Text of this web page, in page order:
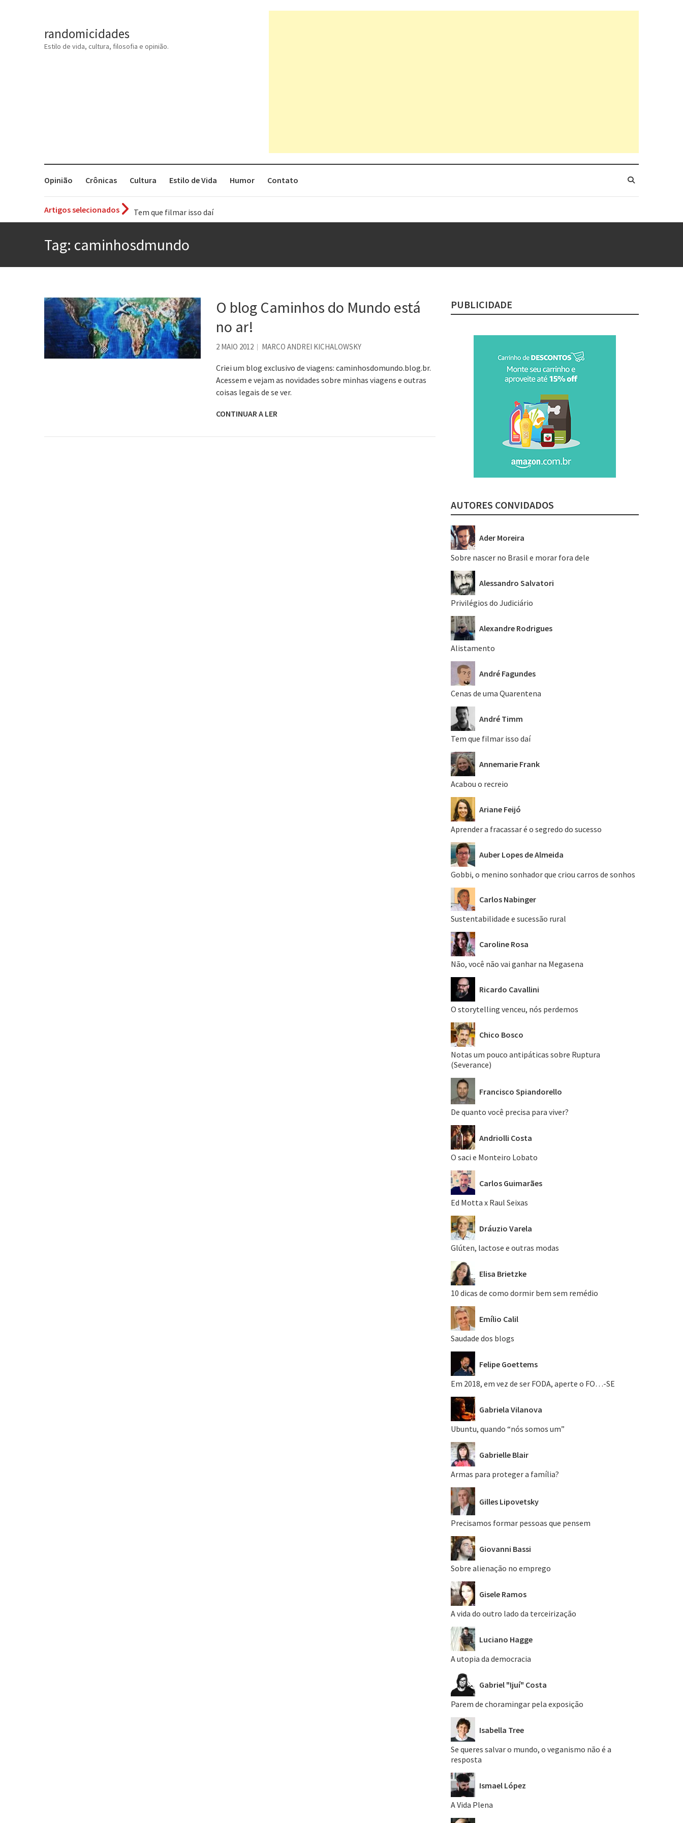
randomicidades
Estilo de vida, cultura, filosofia e opinião.
Opinião Crônicas Cultura Estilo de Vida Humor Contato
Artigos selecionados
Tem que filmar isso daí
Aprender a fracassar é o segredo do sucesso
Contardo Calligaris prega o “direito à tristeza”
Os causos de Jorge Luis Borges
Voto obrigatório é correto?
Se queres salvar o mundo, o veganismo não é a resposta
Tag: caminhosdmundo
O blog Caminhos do Mundo está
no ar!
2 MAIO 2012 MARCO ANDREI KICHALOWSKY
Criei um blog exclusivo de viagens: caminhosdomundo.blog.br.
Acessem e vejam as novidades sobre minhas viagens e outras
coisas legais de se ver.
CONTINUAR A LER
PUBLICIDADE
AUTORES CONVIDADOS
Ader Moreira
Sobre nascer no Brasil e morar fora dele
Alessandro Salvatori
Privilégios do Judiciário
Alexandre Rodrigues
Alistamento
André Fagundes
Cenas de uma Quarentena
André Timm
Tem que filmar isso daí
Annemarie Frank
Acabou o recreio
Ariane Feijó
Aprender a fracassar é o segredo do sucesso
Auber Lopes de Almeida
Gobbi, o menino sonhador que criou carros de sonhos
Carlos Nabinger
Sustentabilidade e sucessão rural
Caroline Rosa
Não, você não vai ganhar na Megasena
Ricardo Cavallini
O storytelling venceu, nós perdemos
Chico Bosco
Notas um pouco antipáticas sobre Ruptura
(Severance)
Francisco Spiandorello
De quanto você precisa para viver?
Andriolli Costa
O saci e Monteiro Lobato
Carlos Guimarães
Ed Motta x Raul Seixas
Dráuzio Varela
Glúten, lactose e outras modas
Elisa Brietzke
10 dicas de como dormir bem sem remédio
Emílio Calil
Saudade dos blogs
Felipe Goettems
Em 2018, em vez de ser FODA, aperte o FO…-SE
Gabriela Vilanova
Ubuntu, quando “nós somos um”
Gabrielle Blair
Armas para proteger a família?
Gilles Lipovetsky
Precisamos formar pessoas que pensem
Giovanni Bassi
Sobre alienação no emprego
Gisele Ramos
A vida do outro lado da terceirização
Luciano Hagge
A utopia da democracia
Gabriel "Ijuí" Costa
Parem de choramingar pela exposição
Isabella Tree
Se queres salvar o mundo, o veganismo não é a
resposta
Ismael López
A Vida Plena